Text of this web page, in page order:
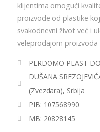
klijentima omogući
proizvode od plastike
svakodnevni život već i
veleprodajom
PERDOMO PLAST
DUŠANA
(Zvezdara), Srbija
PIB: 107568990
MB: 20828145